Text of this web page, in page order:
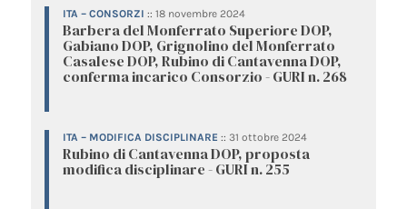
ITA – CONSORZI :: 18 novembre 2024
Barbera del Monferrato Superiore DOP,
Gabiano DOP, Grignolino del Monferrato
Casalese DOP, Rubino di Cantavenna DOP,
conferma incarico Consorzio - GURI n. 268
ITA – MODIFICA DISCIPLINARE :: 31 ottobre 2024
Rubino di Cantavenna DOP, proposta
modifica disciplinare - GURI n. 255